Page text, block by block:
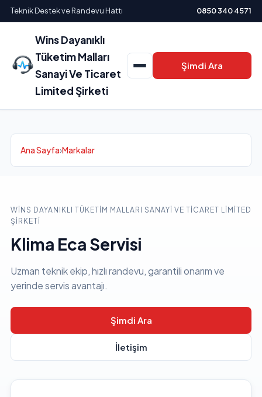
Teknik Destek ve Randevu Hattı 0850 340 4571
Wins Dayanıklı
Tüketim Malları
Sanayi Ve Ticaret
Limited Şirketi
Şimdi Ara
Ana Sayfa›Markalar
WINS DAYANIKLI TÜKETIM MALLARI SANAYI VE TICARET LIMITED
ŞIRKETI
Klima Eca Servisi
Uzman teknik ekip, hızlı randevu, garantili onarım ve
yerinde servis avantajı.
Şimdi Ara
İletişim